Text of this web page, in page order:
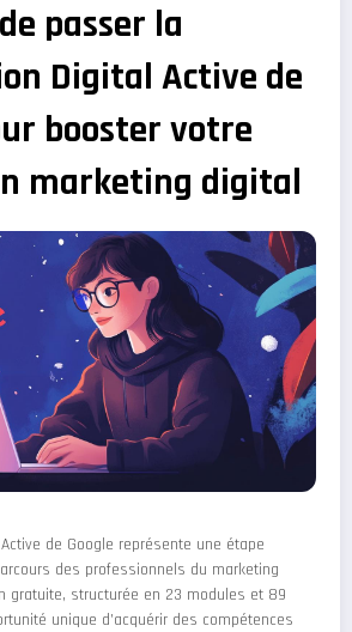
passer la
Digital Active de
booster votre
marketing digital
de Google représente une étape
des professionnels du marketing
gratuite, structurée en 23 modules et 89
unique d’acquérir des compétences